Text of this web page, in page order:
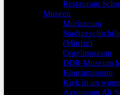
Restaurant
Museen
Müritzeum
(Müritz)
Orgelmuseum
DDR-Museum
Kunstmuseum
Kiek in un
Agroneum Alt